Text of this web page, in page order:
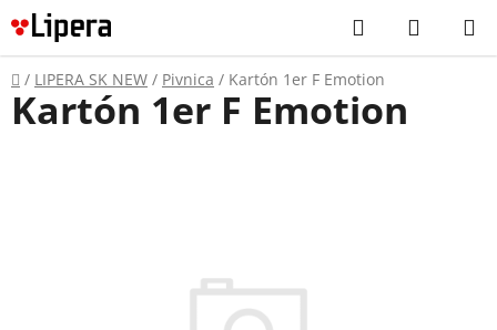
Prejsť
na
obsah
Hľadať
KOŠÍK
Domov
/ LIPERA SK NEW / Pivnica / Kartón 1er F Emotion
Kartón 1er F Emotion